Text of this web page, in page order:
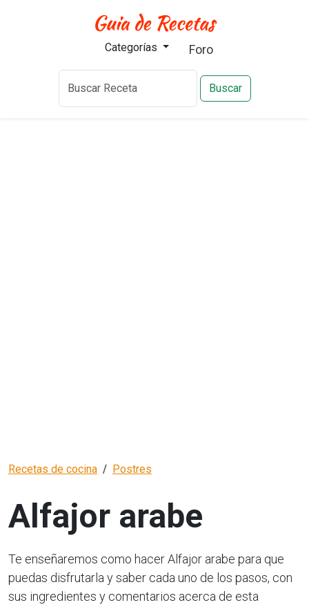
Categorías Foro
Buscar
Recetas de cocina Postres
Alfajor arabe
Te enseñaremos como hacer Alfajor arabe para que
puedas disfrutarla y saber cada uno de los pasos, con
sus ingredientes y comentarios acerca de esta